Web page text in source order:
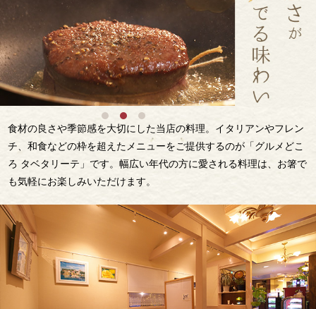
食材の良さや季節感を大切にした当店の料理。イタリアンやフレン
チ、和食などの枠を超えたメニューをご提供するのが「グルメどこ
ろ タベタリーテ」です。幅広い年代の方に愛される料理は、お箸で
も気軽にお楽しみいただけます。